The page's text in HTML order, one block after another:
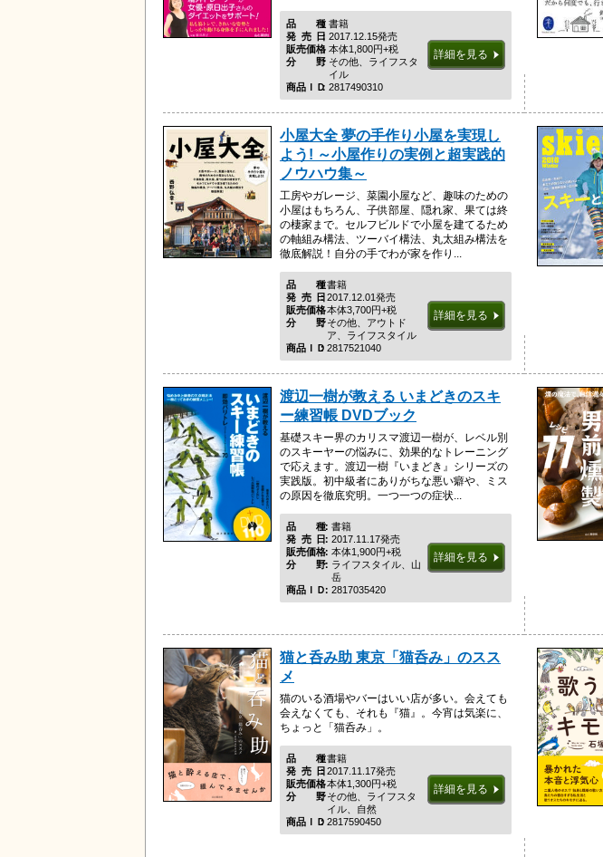
品種
書籍
発売日2017.12.15発売
販売価格 本体1,800円+税
分野その他、ライフスタ
イル
商品ＩＤ 2817490310
詳細を見る
小屋大全 夢の手作り小屋を実現し
よう! ～小屋作りの実例と超実践的
ノウハウ集～
工房やガレージ、菜園小屋など、趣味のための
小屋はもちろん、子供部屋、隠れ家、果ては終
の棲家まで。セルフビルドで小屋を建てるため
の軸組み構法、ツーバイ構法、丸太組み構法を
徹底解説！自分の手でわが家を作り...
品種
書籍
発売日2017.12.01発売
販売価格本体3,700円+税
分野その他、アウトド
ア、ライフスタイル
商品ＩＤ 2817521040
詳細を見る
渡辺一樹が教える いまどきのスキ
ー練習帳 DVDブック
基礎スキー界のカリスマ渡辺一樹が、レベル別
のスキーヤーの悩みに、効果的なトレーニング
で応えます。渡辺一樹『いまどき』シリーズの
実践版。初中級者にありがちな悪い癖や、ミス
の原因を徹底究明。一つ一つの症状...
品種
書籍
発売日 2017.11.17発売
販売価格 本体1,900円+税
分野ライフスタイル、山
岳
商品ＩＤ 2817035420
詳細を見る
猫と呑み助 東京「猫呑み」のスス
メ
猫のいる酒場やバーはいい店が多い。会えても
会えなくても、それも『猫』。今宵は気楽に、
ちょっと「猫呑み」。
品種
書籍
発売日2017.11.17発売
販売価格本体1,300円+税
分野その他、ライフスタ
イル、自然
商品ＩＤ 2817590450
詳細を見る